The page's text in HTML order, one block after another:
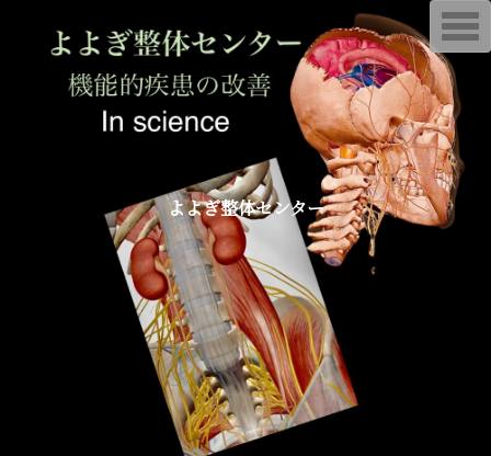
よよぎ整体センター
T
o
g
e
n
i
g